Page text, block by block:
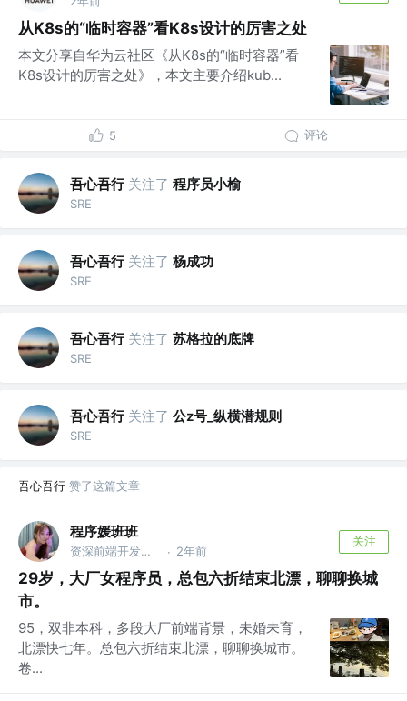
从K8s的“临时容器”看K8s设计的厉害之处
本文分享自华为云社区《从K8s的“临时容器”看
K8s设计的厉害之处》，本文主要介绍kub...
5 评论
吾心吾行 关注了 程序员小榆
SRE
吾心吾行 关注了 杨成功
SRE
吾心吾行 关注了 苏格拉的底牌
SRE
吾心吾行 关注了 公z号_纵横潜规则
SRE
吾心吾行 赞了这篇文章
程序媛班班
资深前端开发工程师 @京东 · 2年前
关注
29岁，大厂女程序员，总包六折结束北漂，聊聊换城
市。
95，双非本科，多段大厂前端背景，未婚未育，
北漂快七年。总包六折结束北漂，聊聊换城市。
卷...